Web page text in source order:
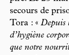
secours de
Tora : « Depuis
d’hygiène
que notre